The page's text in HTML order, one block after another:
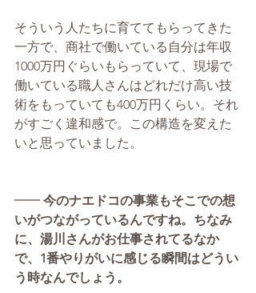
そういう人たちに育ててもらってきた
一方で、商社で働いている自分は年収
1000万円ぐらいもらっていて、現場で
働いている職人さんはどれだけ高い技
術をもっていても400万円くらい。それ
がすごく違和感で。この構造を変えた
いと思っていました。
━━ 今のナエドコの事業もそこでの想
いがつながっているんですね。ちなみ
に、湯川さんがお仕事されてるなか
で、1番やりがいに感じる瞬間はどうい
う時なんでしょう。